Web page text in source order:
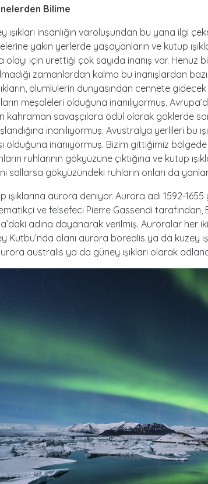
Bilime
ışıkları insanlığın varoluşundan bu yana ilgi
yakın yerlerde yaşayanların ve kutup
olayı için ürettiği çok sayıda inanış var. Henüz
zamanlardan kalma bu inanışlardan
ölümlülerin dünyasından cennete
meşaleleri olduğuna inanılıyormuş.
kahraman savaşçılara ödül olarak göklerde
inanılıyormuş. Avustralya yerlileri bu
olduğuna inanıyormuş. Bizim gittiğimiz
ruhlarının gökyüzüne çıktığına ve kutup
sallarsa gökyüzündeki ruhların onları da
ışıklarına aurora deniyor. Aurora adı 1592-1655
ve felsefeci Pierre Gassendi tarafından,
adına dayanarak verilmiş. Auroralar her
Kutbu’nda olanı aurora borealis ya da kuzey
australis ya da güney ışıkları olarak